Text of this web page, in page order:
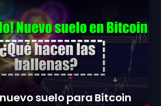
suelo para Bitcoin